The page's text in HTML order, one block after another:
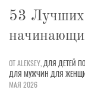
53 Лучших
ОТ ALEKSEY, ДЛЯ ДЕТЕЙ
ДЛЯ МУЖЧИН ДЛЯ
МАЯ 2026